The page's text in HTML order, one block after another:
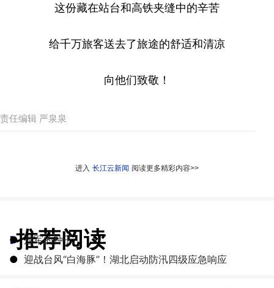
这份藏在站台和高铁夹缝中的辛苦
给千万旅客送去了旅途的舒适和清凉
向他们致敬！
责任编辑 严泉泉
进入 长江云新闻 阅读更多精彩内容>>
推荐阅读
● 冠军的种子
● 迎战台风“白海豚”！湖北启动防汛四级应急响应